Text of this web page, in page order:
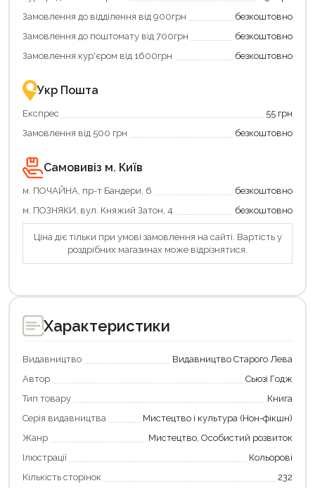
додаткові
переваги!
картою
єКнига
–
зручно
та
вигідне
повернення
Економте
більше
разом
державною
підтримкою!
Замовлення до відділення від 900грн
безкоштовно
Замовлення до поштомату від 700грн
безкоштовно
Замовлення кур'єром від 1600грн
безкоштовно
Укр Пошта
Експрес
55 грн
Замовлення від 500 грн
безкоштовно
Самовивіз м. Київ
м. ПОЧАЙНА, пр-т Бандери, 6
безкоштовно
м. ПОЗНЯКИ, вул. Княжий Затон, 4
безкоштовно
Ціна діє тільки при умові замовлення на сайті. Вартість у
роздрібних магазинах може відрізнятися.
Характеристики
Видавництво
Видавництво Старого Лева
Автор
Сьюзі Годж
Тип товару
Книга
Серія видавництва
Мистецтво і культура (Нон-фікшн)
Жанр
Мистецтво, Особистий розвиток
Ілюстрації
Кольорові
Кількість сторінок
232